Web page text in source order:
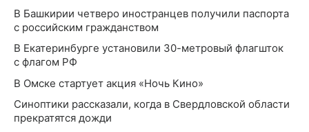
В Башкирии четверо иностранцев получили паспорта
с российским гражданством
В Екатеринбурге установили 30-метровый флагшток
с флагом РФ
В Омске стартует акция «Ночь Кино»
Синоптики рассказали, когда в Свердловской области
прекратятся дожди